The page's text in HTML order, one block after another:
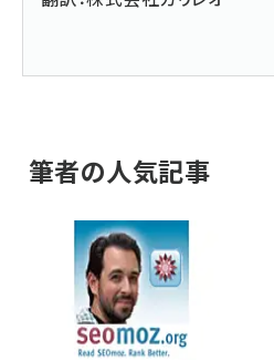
筆者の人気記事